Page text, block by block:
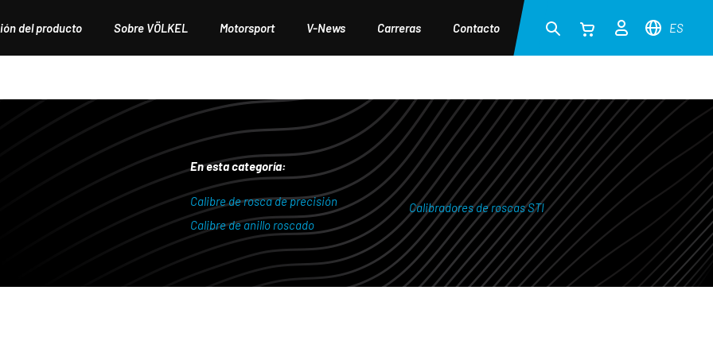
del producto Sobre VÖLKEL Motorsport V-News Carreras Contacto ES
En esta categoría:
Calibre de rosca de precisión
Calibre de anillo roscado
Calibradores de roscas STI